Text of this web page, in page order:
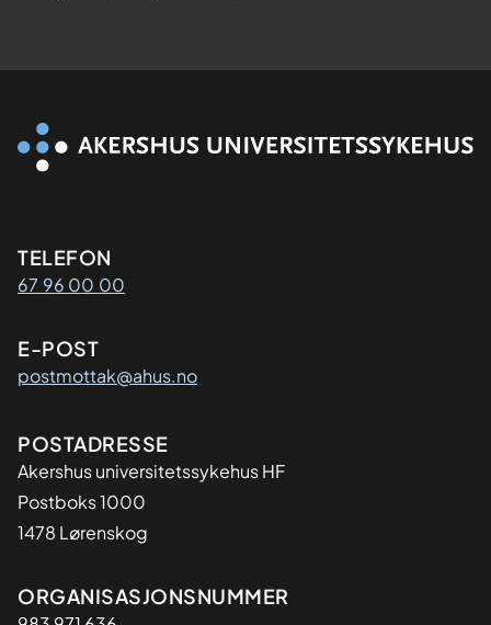
Kontaktinformasjon
TELEFON
67 96 00 00
E-POST
postmottak@ahus.no
Adresse
POSTADRESSE
Akershus universitetssykehus HF
Postboks 1000
1478 Lørenskog
Organisasjon
ORGANISASJONSNUMMER